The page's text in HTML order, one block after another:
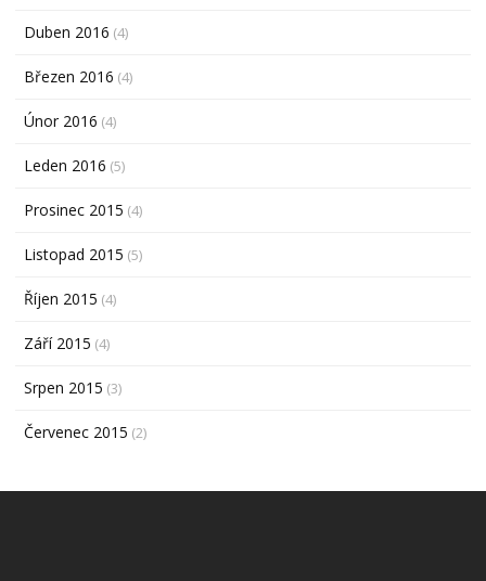
Duben 2016 (4)
Březen 2016 (4)
Únor 2016 (4)
Leden 2016 (5)
Prosinec 2015 (4)
Listopad 2015 (5)
Říjen 2015 (4)
Září 2015 (4)
Srpen 2015 (3)
Červenec 2015 (2)